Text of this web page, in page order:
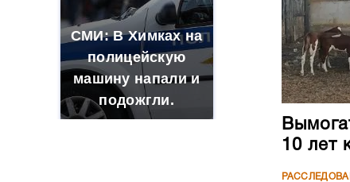
СМИ: В Химках на
полицейскую
машину напали и
подожгли.
10 лет